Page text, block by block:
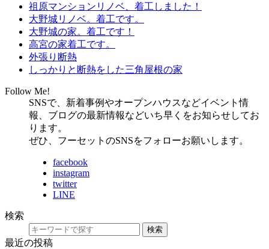
祖原マンションリノベ、着工しました！
大野城リノベ。着工です。
大野城の家。着工です！
高宮の家着工です。
外張り断熱
しっかりと断熱をした三角屋根の家
Follow Me!
SNSで、新着事例やオープンハウスなどイベント情
報、ブログの最新情報などいち早くをお知らせしてお
ります。
ぜひ、フーセットのSNSをフォローお願いします。
facebook
instagram
twitter
LINE
検索
検索
最近の投稿